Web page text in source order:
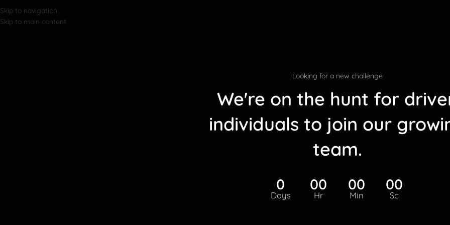
Skip to navigation
Skip to main content
Looking for a new challenge
We're on the hunt for
individuals to join our
team.
0
Days
00
Hr
00
Min
00
Sc